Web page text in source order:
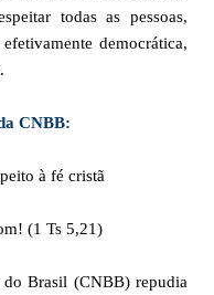
todas as pessoas,
democrática,
CNBB:
à fé cristã
(1 Ts 5,21)
Brasil (CNBB) repudia